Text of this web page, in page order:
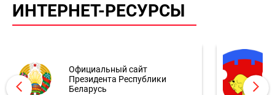
ИНТЕРНЕТ-РЕСУРСЫ
Официальный сайт
Президента Республики
Беларусь